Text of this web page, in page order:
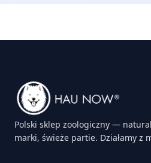
Polski sklep zoologiczny —
marki, świeże partie. Działamy z